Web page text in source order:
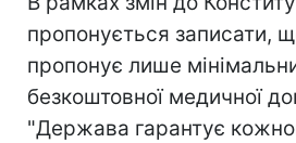
пропонується записати,
пропонує лише
безкоштовної медичної
"Держава гарантує